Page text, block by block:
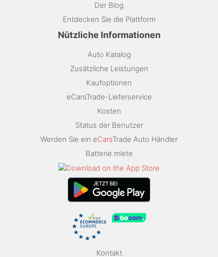
Der Blog
Entdecken Sie die Plattform
Nützliche Informationen
Auto Katalog
Zusätzliche Leistungen
Kaufoptionen
eCarsTrade-Lieferservice
Kosten
Status der Benutzer
Werden Sie ein eCarsTrade Auto Händler
Batterie miete
Kontakt